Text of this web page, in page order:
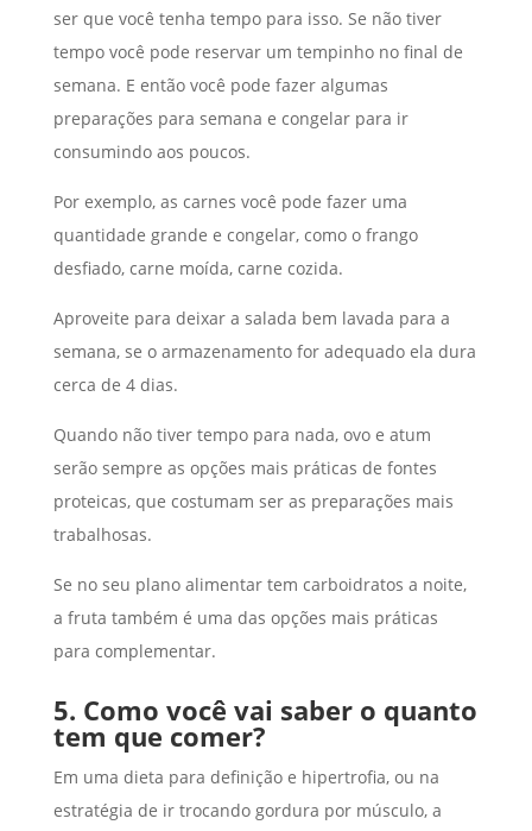
ser que você tenha tempo para isso. Se não tiver
tempo você pode reservar um tempinho no final de
semana. E então você pode fazer algumas
preparações para semana e congelar para ir
consumindo aos poucos.
Por exemplo, as carnes você pode fazer uma
quantidade grande e congelar, como o frango
desfiado, carne moída, carne cozida.
Aproveite para deixar a salada bem lavada para a
semana, se o armazenamento for adequado ela dura
cerca de 4 dias.
Quando não tiver tempo para nada, ovo e atum
serão sempre as opções mais práticas de fontes
proteicas, que costumam ser as preparações mais
trabalhosas.
Se no seu plano alimentar tem carboidratos a noite,
a fruta também é uma das opções mais práticas
para complementar.
5. Como você vai saber o quanto
tem que comer?
Em uma dieta para definição e hipertrofia, ou na
estratégia de ir trocando gordura por músculo, a